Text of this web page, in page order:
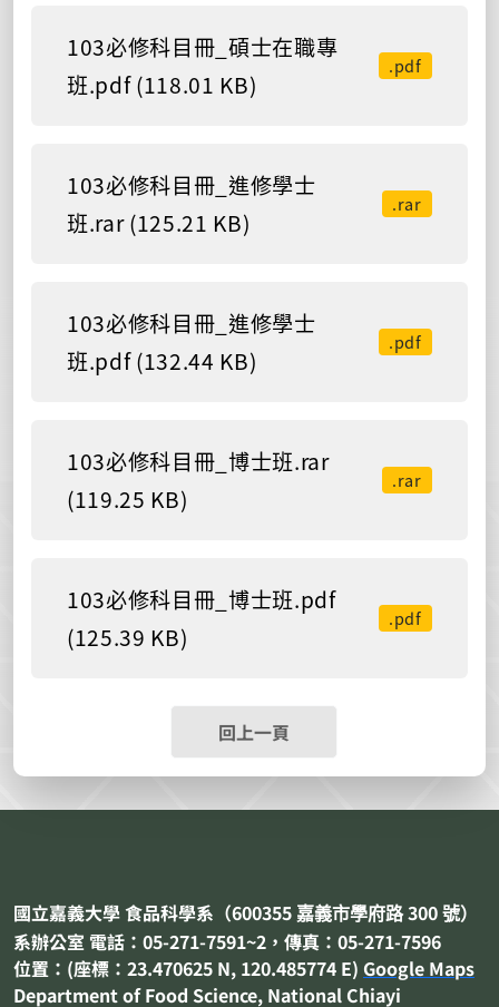
103必修科目冊_碩士在職專
班.pdf (118.01 KB)
.pdf
103必修科目冊_進修學士
班.rar (125.21 KB)
.rar
103必修科目冊_進修學士
班.pdf (132.44 KB)
.pdf
103必修科目冊_博士班.rar
(119.25 KB)
.rar
103必修科目冊_博士班.pdf
(125.39 KB)
.pdf
回上一頁
國立嘉義大學 食品科學系（600355 嘉義市學府路300 號）
系辦公室 電話：05-271-7591~2，傳真：05-271-7596
位置：(座標：23.470625 N, 120.485774 E) Google Maps
Department ofFood Science, National Chiayi